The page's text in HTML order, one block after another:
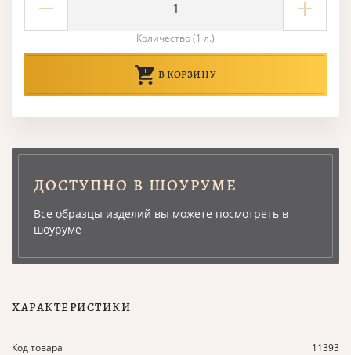
Количество (1 л.)
В КОРЗИНУ
ДОСТУПНО В ШОУРУМЕ
Все образцы изделий вы можете посмотреть в
шоуруме
ХАРАКТЕРИСТИКИ
Код товара 11393